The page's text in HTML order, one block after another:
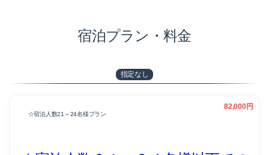
宿泊プラン・料金
指定なし
☆宿泊人数21～24名様プラン
82,000円